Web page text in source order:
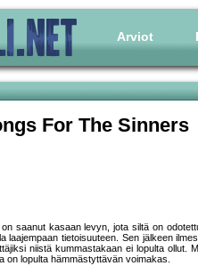
Arviot
For The Sinners
saanut kasaan levyn, jota siltä on
laajempaan tietoisuuteen. Sen jälkeen
niistä kummastakaan ei lopulta
on lopulta hämmästyttävän voimakas.